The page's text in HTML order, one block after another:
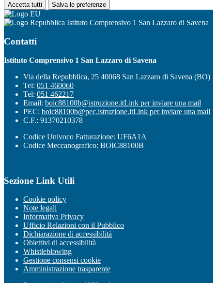
Accetta tutti Salva le preferenze
Istituto Comprensivo 1 San Lazzaro di Savena
Contatti
Istituto Comprensivo 1 San Lazzaro di Savena
Via della Repubblica, 25 40068 San Lazzaro di Savena (BO)
Tel: 051 460060
Tel: 051 462217
Email: boic88100b@istruzione.itLink per inviare una mail
PEC: boic88100b@pec.istruzione.itLink per inviare una mail
C.F.: 91370210378
Codice Univoco Fatturazione: UF6A1A
Codice Meccanografico: BOIC88100B
Sezione Link Utili
Cookie policy
Note legali
Informativa Privacy
Ufficio Relazioni con il Pubblico
Dichiarazione di accessibilità
Obiettivi di accessibilità
Whistleblowing
Gestione consensi cookie
Amministrazione trasparente